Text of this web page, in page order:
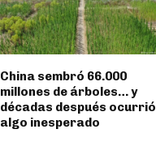
China sembró 66.000
millones de árboles… y
décadas después ocurrió
algo inesperado